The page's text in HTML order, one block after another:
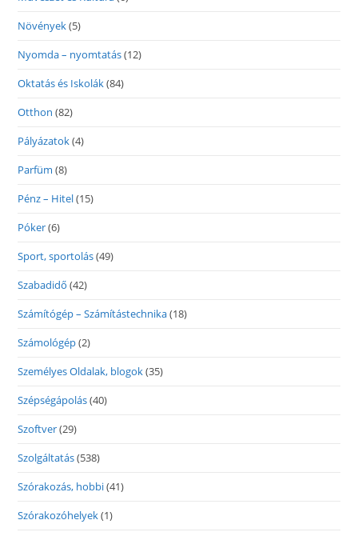
Növények(5)
Nyomda – nyomtatás(12)
Oktatás és Iskolák(84)
Otthon (82)
Pályázatok(4)
Parfüm (8)
Pénz – Hitel(15)
Póker(6)
Sport, sportolás(49)
Szabadidő (42)
Számítógép – Számítástechnika(18)
Számológép(2)
Személyes Oldalak, blogok(35)
Szépségápolás(40)
Szoftver(29)
Szolgáltatás(538)
Szórakozás, hobbi(41)
Szórakozóhelyek(1)